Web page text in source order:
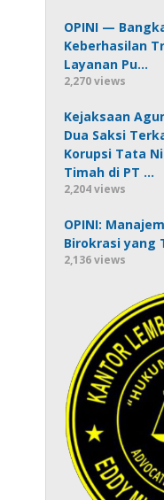
OPINI —
Keberhasilan
Layanan Pu…
2,270 views
Kejaksaan
Dua Saksi
Korupsi Tata
Timah di PT …
2,204 views
OPINI:
Birokrasi yang
2,136 views